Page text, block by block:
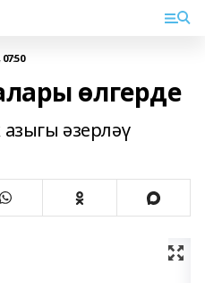
өлгерде
әзерләү